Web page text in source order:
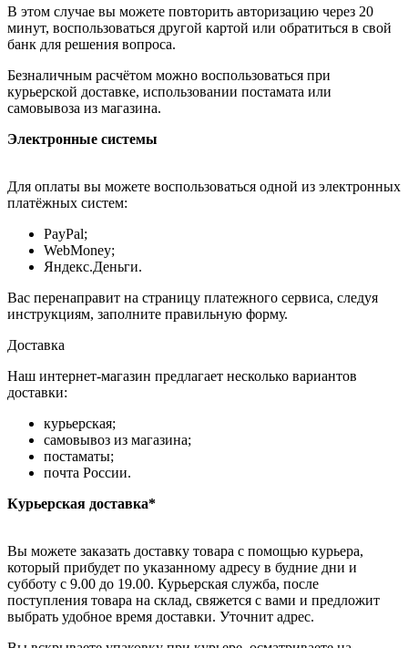
В этом случае вы можете повторить авторизацию через 20
минут, воспользоваться другой картой или обратиться в свой
банк для решения вопроса.
Безналичным расчётом можно воспользоваться при
курьерской доставке, использовании постамата или
самовывоза из магазина.
Электронные системы
Для оплаты вы можете воспользоваться одной из электронных
платёжных систем:
PayPal;
WebMoney;
Яндекс.Деньги.
Вас перенаправит на страницу платежного сервиса, следуя
инструкциям, заполните правильную форму.
Доставка
Наш интернет-магазин предлагает несколько вариантов
доставки:
курьерская;
самовывоз из магазина;
постаматы;
почта России.
Курьерская доставка*
Вы можете заказать доставку товара с помощью курьера,
который прибудет по указанному адресу в будние дни и
субботу с 9.00 до 19.00. Курьерская служба, после
поступления товара на склад, свяжется с вами и предложит
выбрать удобное время доставки. Уточнит адрес.